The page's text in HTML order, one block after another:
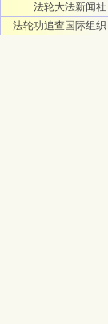
法轮大法新闻社
法轮功追查国际组织